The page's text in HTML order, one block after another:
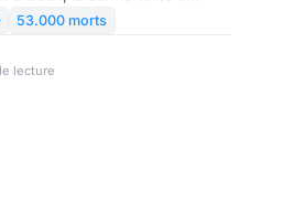
d’un laborieux exercice de
à sauver les meubles du
53.000 morts
lecture